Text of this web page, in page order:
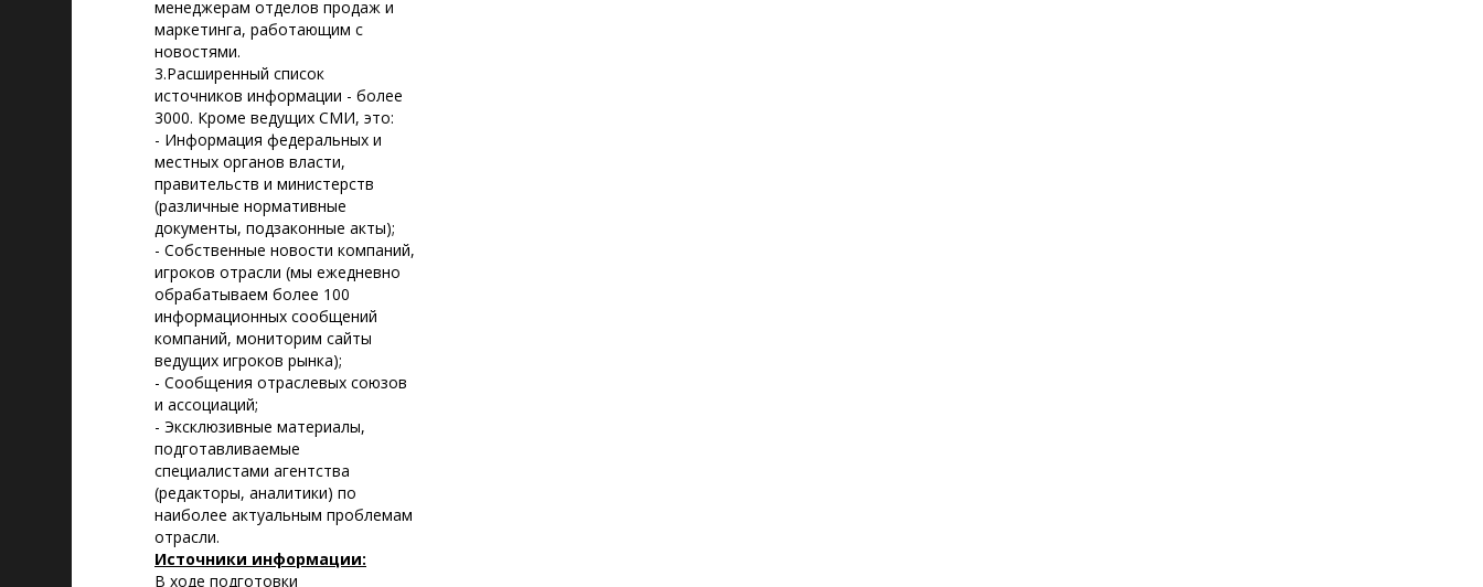
менеджерам отделов продаж и
маркетинга, работающим с
новостями.
3.Расширенный список
источников информации - более
3000. Кроме ведущих СМИ, это:
- Информация федеральных и
местных органов власти,
правительств и министерств
(различные нормативные
документы, подзаконные акты);
- Собственные новости компаний,
игроков отрасли (мы ежедневно
обрабатываем более 100
информационных сообщений
компаний, мониторим сайты
ведущих игроков рынка);
- Сообщения отраслевых союзов
и ассоциаций;
- Эксклюзивные материалы,
подготавливаемые
специалистами агентства
(редакторы, аналитики) по
наиболее актуальным проблемам
отрасли.
Источники информации:
В ходе подготовки